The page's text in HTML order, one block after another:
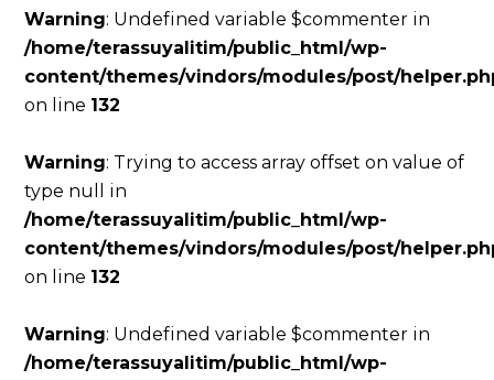
Warning: Undefined variable $commenter in
/home/terassuyalitim/public_html/wp-
content/themes/vindors/modules/post/
on line 132
Warning: Trying to access array offset on value of
type null in
/home/terassuyalitim/public_html/wp-
content/themes/vindors/modules/post/
on line 132
Warning: Undefined variable $commenter in
/home/terassuyalitim/public_html/wp-